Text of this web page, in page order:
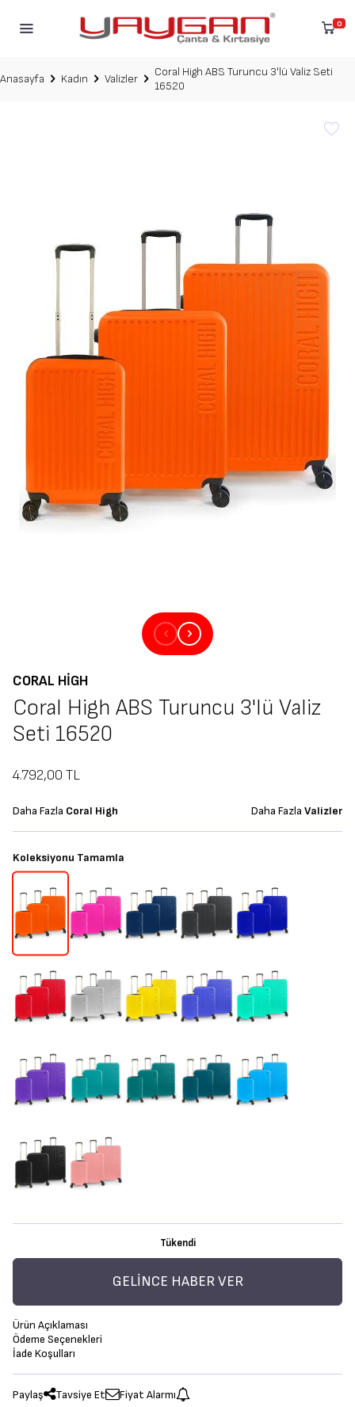
0
Anasayfa Kadın Valizler
Coral High ABS Turuncu 3'lü Valiz Seti
16520
CORAL HIGH
Coral High ABS Turuncu 3'lü Valiz
Seti 16520
4.792,00 TL
Daha Fazla Coral High Daha Fazla Valizler
Koleksiyonu Tamamla
Tükendi
GELINCE HABER VER
Ürün Açıklaması
Ödeme Seçenekleri
İade Koşulları
Paylaş Tavsiye Et Fiyat Alarmı